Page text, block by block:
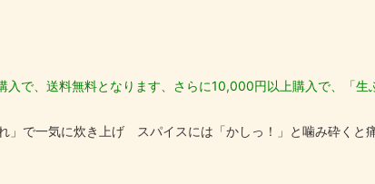
入で、送料無料となります、さらに10,000円以上購入で、「生
」で一気に炊き上げ スパイスには「かしっ！」と噛み砕くと